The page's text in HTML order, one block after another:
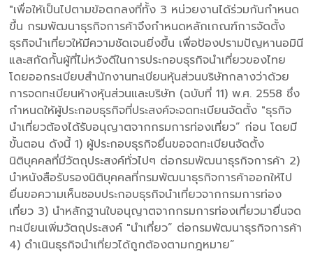
"เพื่อให้เป็นไปตามข้อตกลงที่ทั้ง 3 หน่วยงานได้ร่วมกันกำหนด
ขึ้น กรมพัฒนาธุรกิจการค้าจึงกำหนดหลักเกณฑ์การจัดตั้ง
ธุรกิจนำเที่ยวให้มีความชัดเจนยิ่งขึ้น เพื่อป้องปรามปัญหานอมินี
และสกัดกั้นผู้ที่ไม่หวังดีในการประกอบธุรกิจนำเที่ยวของไทย
โดยออกระเบียบสำนักงานทะเบียนหุ้นส่วนบริษัทกลางว่าด้วย
การจดทะเบียนห้างหุ้นส่วนและบริษัท (ฉบับที่ 11) พ.ศ. 2558 ซึ่ง
กำหนดให้ผู้ประกอบธุรกิจที่ประสงค์จะจดทะเบียนจัดตั้ง "ธุรกิจ
นำเที่ยวต้องได้รับอนุญาตจากกรมการท่องเที่ยว” ก่อน โดยมี
ขั้นตอน ดังนี้ 1) ผู้ประกอบธุรกิจยื่นขอจดทะเบียนจัดตั้ง
นิติบุคคลที่มีวัตถุประสงค์ทั่วไปๆ ต่อกรมพัฒนาธุรกิจการค้า 2)
นำหนังสือรับรองนิติบุคคลที่กรมพัฒนาธุรกิจการค้าออกให้ไป
ยื่นขอความเห็นชอบประกอบธุรกิจนำเที่ยวจากกรมการท่อง
เที่ยว 3) นำหลักฐานใบอนุญาตจากกรมการท่องเที่ยวมายื่นจด
ทะเบียนเพิ่มวัตถุประสงค์ "นำเที่ยว” ต่อกรมพัฒนาธุรกิจการค้า
4) ดำเนินธุรกิจนำเที่ยวได้ถูกต้องตามกฎหมาย”